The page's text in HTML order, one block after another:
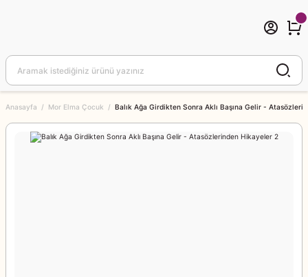
Anasayfa Mor Elma Çocuk Balık Ağa Girdikten Sonra Aklı Başına Gelir -